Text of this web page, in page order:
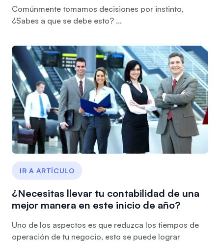
Comúnmente tomamos decisiones por instinto,
¿Sabes a que se debe esto? ...
IR A ARTÍCULO
¿Necesitas llevar tu contabilidad de una
mejor manera en este inicio de año?
Uno de los aspectos es que reduzca los tiempos de
operación de tu negocio, esto se puede lograr